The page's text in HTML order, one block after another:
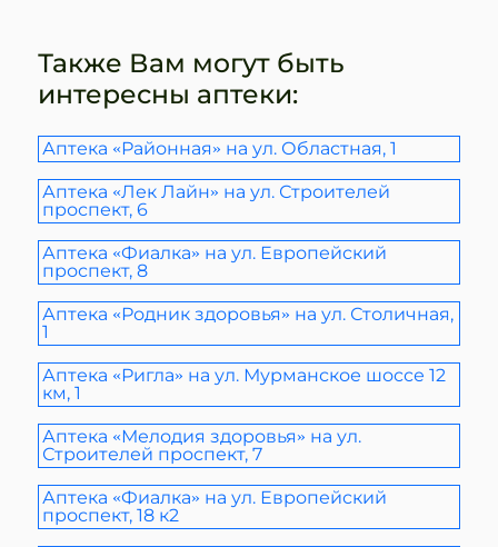
Также Вам могут быть
интересны аптеки:
Аптека «Районная» на ул. Областная, 1
Аптека «Лек Лайн» на ул. Строителей
проспект, 6
Аптека «Фиалка» на ул. Европейский
проспект, 8
Аптека «Родник здоровья» на ул. Столичная,
1
Аптека «Ригла» на ул. Мурманское шоссе 12
км, 1
Аптека «Мелодия здоровья» на ул.
Строителей проспект, 7
Аптека «Фиалка» на ул. Европейский
проспект, 18 к2